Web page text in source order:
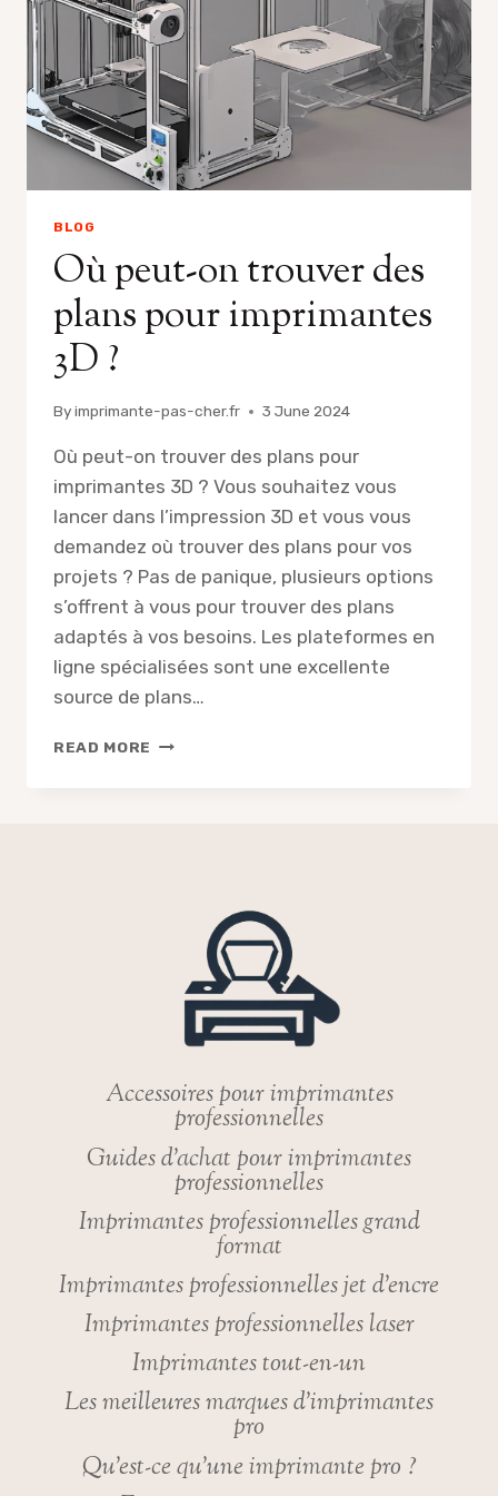
BLOG
Où peut-on trouver des
plans pour imprimantes
3D ?
Byimprimante-pas-cher.fr 3 June 2024
Où peut-on trouver des plans pour
imprimantes 3D ? Vous souhaitez vous
lancer dans l’impression 3D et vous vous
demandez où trouver des plans pour vos
projets ? Pas de panique, plusieurs options
s’offrent à vous pour trouver des plans
adaptés à vos besoins. Les plateformes en
ligne spécialisées sont une excellente
source de plans…
READ MORE OÙ
Accessoires pour imprimantes
professionnelles
Guides d’achat pour imprimantes
professionnelles
Imprimantes professionnelles grand
format
Imprimantes professionnelles jet d’encre
Imprimantes professionnelles laser
Imprimantes tout-en-un
Les meilleures marques d’imprimantes
pro
Qu’est-ce qu’une imprimante pro ?